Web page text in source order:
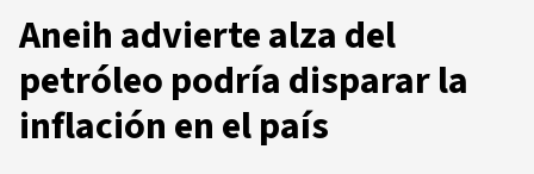
Aneih advierte alza del
petróleo podría disparar la
inflación en el país